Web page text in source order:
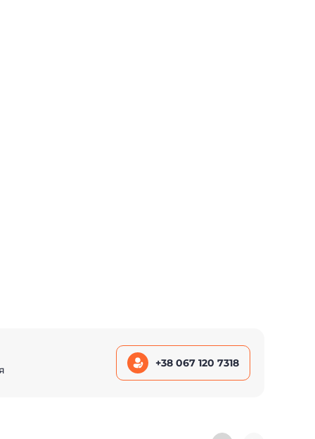
+38 067 120 7318